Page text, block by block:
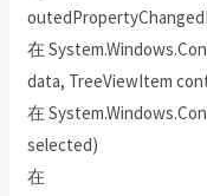
在
data, TreeViewItem
在
selected)
在